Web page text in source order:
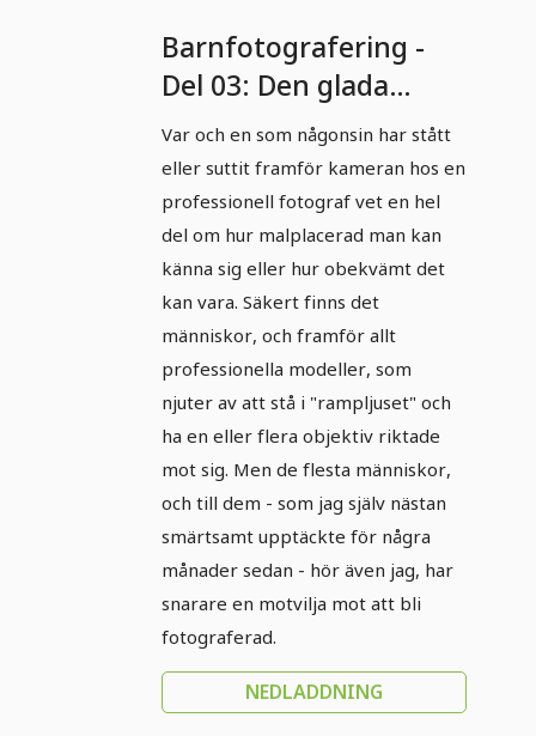
Barnfotografering -
Del 03: Den glada
fotograferingen
Var och en som någonsin har stått
eller suttit framför kameran hos en
professionell fotograf vet en hel
del om hur malplacerad man kan
känna sig eller hur obekvämt det
kan vara. Säkert finns det
människor, och framför allt
professionella modeller, som
njuter av att stå i "rampljuset" och
ha en eller flera objektiv riktade
mot sig. Men de flesta människor,
och till dem - som jag själv nästan
smärtsamt upptäckte för några
månader sedan - hör även jag, har
snarare en motvilja mot att bli
fotograferad.
NEDLADDNING